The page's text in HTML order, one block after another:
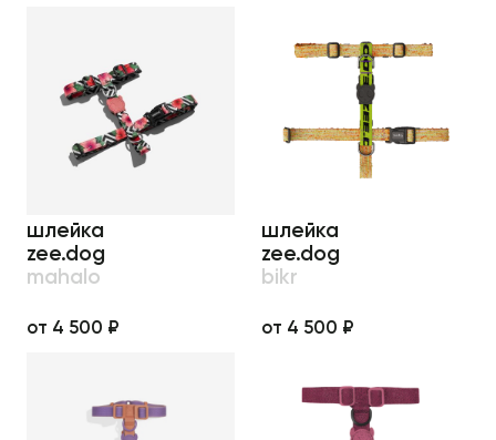
шлейка
zee.dog
mahalo
от 4 500 ₽
шлейка
zee.dog
bikr
от 4 500 ₽